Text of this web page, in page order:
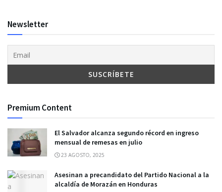
Newsletter
Premium Content
El Salvador alcanza segundo récord en ingreso
mensual de remesas en julio
23 AGOSTO, 2025
Asesinan a precandidato del Partido Nacional a la
alcaldía de Morazán en Honduras